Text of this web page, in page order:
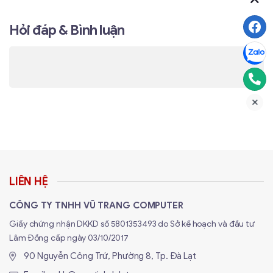
CE:
Lưu ý
chi tiết về thông số sản phẩm xem tại:
Hỏi đáp & Bình luận
LIÊN HỆ
CÔNG TY TNHH VŨ TRANG COMPUTER
Giấy chứng nhận DKKD số 5801353493 do Sở kế hoạch và đầu tư
Lâm Đồng cấp ngày 03/10/2017
90 Nguyễn Công Trứ, Phường 8, Tp. Đà Lạt